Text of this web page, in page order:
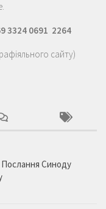
3324 0691 2264
сайту)
Послання Синоду